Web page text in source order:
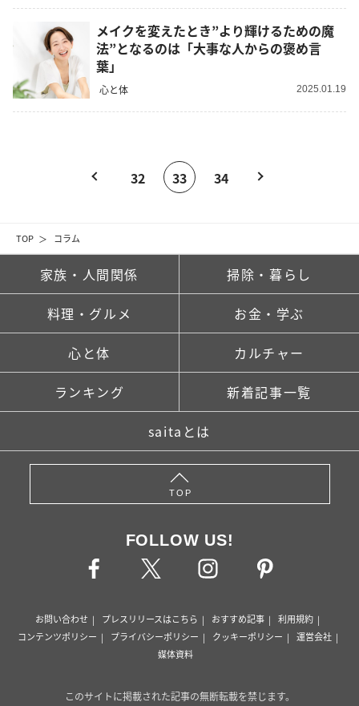
TOP コラム
メイクを変えたとき”より輝けるための魔
法”となるのは「大事な人からの褒め言
葉」
心と体 2025.01.19
32 33 34
家族・人間関係 掃除・暮らし
料理・グルメ お金・学ぶ
心と体 カルチャー
ランキング 新着記事一覧
saitaとは
TOP
FOLLOW US!
お問い合わせ プレスリリースはこちら おすすめ記事
利用規約
コンテンツポリシー
プライバシーポリシー クッキーポリシー
運営会社
媒体資料
このサイトに掲載された記事の無断転載を禁じます。